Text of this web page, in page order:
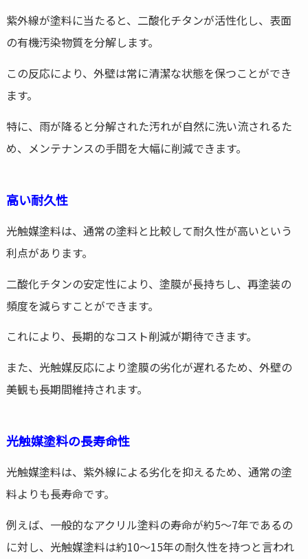
紫外線が塗料に当たると、二酸化チタンが活性化し、表面
の有機汚染物質を分解します。
この反応により、外壁は常に清潔な状態を保つことができ
ます。
特に、雨が降ると分解された汚れが自然に洗い流されるた
め、メンテナンスの手間を大幅に削減できます。
高い耐久性
光触媒塗料は、通常の塗料と比較して耐久性が高いという
利点があります。
二酸化チタンの安定性により、塗膜が長持ちし、再塗装の
頻度を減らすことができます。
これにより、長期的なコスト削減が期待できます。
また、光触媒反応により塗膜の劣化が遅れるため、外壁の
美観も長期間維持されます。
光触媒塗料の長寿命性
光触媒塗料は、紫外線による劣化を抑えるため、通常の塗
料よりも長寿命です。
例えば、一般的なアクリル塗料の寿命が約5〜7年であるの
に対し、光触媒塗料は約10〜15年の耐久性を持つと言われ